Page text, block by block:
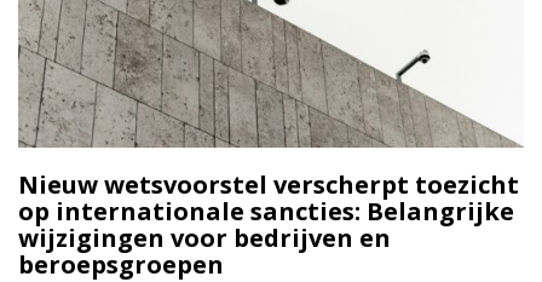
Nieuw wetsvoorstel verscherpt toezicht
op internationale sancties: Belangrijke
wijzigingen voor bedrijven en
beroepsgroepen